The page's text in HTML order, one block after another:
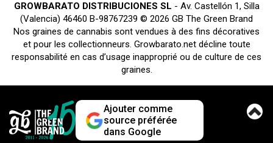
GROWBARATO DISTRIBUCIONES SL - Av. Castellón 1, Silla
(Valencia) 46460 B-98767239 © 2026 GB The Green Brand
Nos graines de cannabis sont vendues à des fins décoratives
et pour les collectionneurs. Growbarato.net décline toute
responsabilité en cas d’usage inapproprié ou de culture de ces
graines.
Ajouter comme
source préférée
dans Google